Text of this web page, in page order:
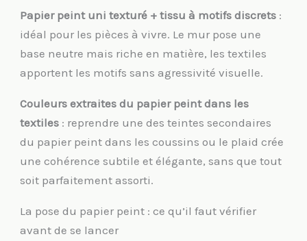
Papier peint uni texturé + tissu à motifs discrets :
idéal pour les pièces à vivre. Le mur pose une
base neutre mais riche en matière, les textiles
apportent les motifs sans agressivité visuelle.
Couleurs extraites du papier peint dans les
textiles : reprendre une des teintes secondaires
du papier peint dans les coussins ou le plaid crée
une cohérence subtile et élégante, sans que tout
soit parfaitement assorti.
La pose du papier peint : ce qu’il faut vérifier
avant de se lancer